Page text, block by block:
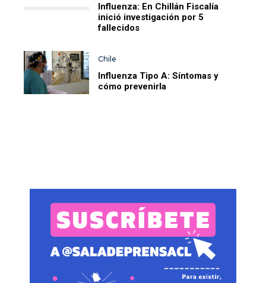
Influenza: En Chillán Fiscalía
inició investigación por 5
fallecidos
Chile
Influenza Tipo A: Síntomas y
cómo prevenirla